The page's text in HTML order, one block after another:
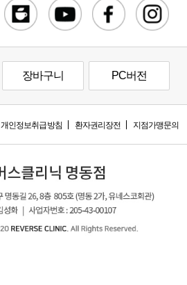
장바구니 PC버전
개인정보취급방침 환자권리장전 지점가맹문의